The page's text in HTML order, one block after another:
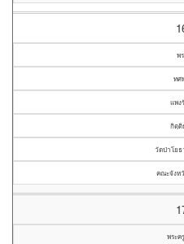
พ
ทศ
แพง
กิตฺติ
วัดป่าโยธ
คณะจังห
พระค